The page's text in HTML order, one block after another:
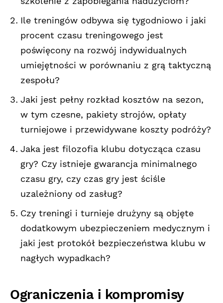
Ile treningów odbywa się tygodniowo i jaki
procent czasu treningowego jest
poświęcony na rozwój indywidualnych
umiejętności w porównaniu z grą taktyczną
zespołu?
Jaki jest pełny rozkład kosztów na sezon,
w tym czesne, pakiety strojów, opłaty
turniejowe i przewidywane koszty podróży?
Jaka jest filozofia klubu dotycząca czasu
gry? Czy istnieje gwarancja minimalnego
czasu gry, czy czas gry jest ściśle
uzależniony od zasług?
Czy treningi i turnieje drużyny są objęte
dodatkowym ubezpieczeniem medycznym i
jaki jest protokół bezpieczeństwa klubu w
nagłych wypadkach?
Ograniczenia i kompromisy